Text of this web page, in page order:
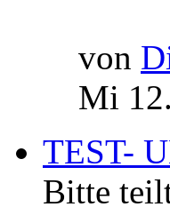
von
Mi
TEST-
Bitte